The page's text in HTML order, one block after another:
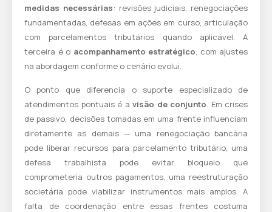
medidas necessárias: revisões judiciais, renegociações
fundamentadas, defesas em ações em curso, articulação
com parcelamentos tributários quando aplicável. A
terceira é o acompanhamento estratégico, com ajustes
na abordagem conforme o cenário evolui.
O ponto que diferencia o suporte especializado de
atendimentos pontuais é a visão de conjunto . Em crises
de passivo, decisões tomadas em uma frente influenciam
diretamente as demais — uma renegociação bancária
pode liberar recursos para parcelamento tributário, uma
defesa trabalhista pode evitar bloqueio que
comprometeria outros pagamentos, uma reestruturação
societária pode viabilizar instrumentos mais amplos. A
falta de coordenação entre essas frentes costuma